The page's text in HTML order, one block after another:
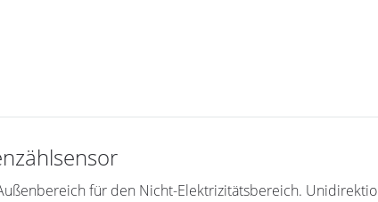
für den Nicht-Elektrizitätsbereich.